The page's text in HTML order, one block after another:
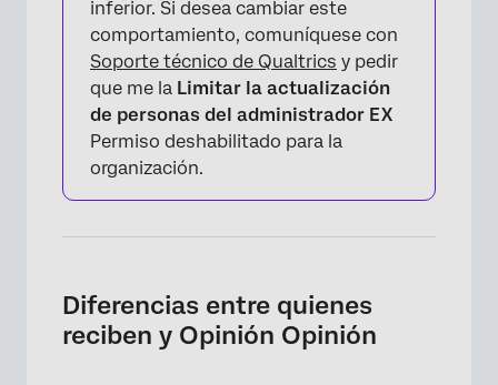
inferior. Si desea cambiar este
comportamiento, comuníquese con
Soporte técnico de Qualtrics y pedir
que me la Limitar la actualización
de personas del administrador EX
Permiso deshabilitado para la
organización.
Diferencias entre quienes
reciben y Opinión Opinión